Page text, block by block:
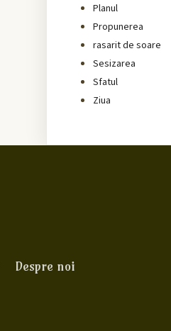
Planul
Propunerea
rasarit de soare
Sesizarea
Sfatul
Ziua
Despre noi